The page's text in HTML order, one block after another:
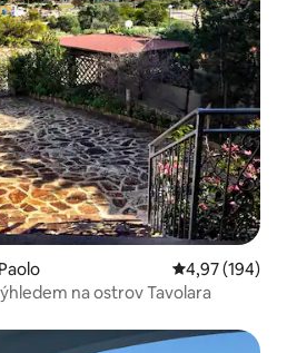
Průměrné
4,97 (194)
na ostrov Tavolara